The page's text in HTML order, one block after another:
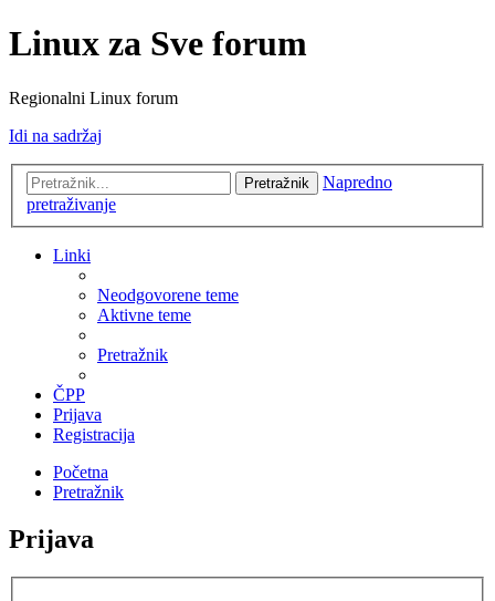
Linux za Sve forum
Regionalni Linux forum
Idi na sadržaj
Pretražnik
Napredno
pretraživanje
Linki
Neodgovorene teme
Aktivne teme
Pretražnik
ČPP
Prijava
Registracija
Početna
Pretražnik
Prijava